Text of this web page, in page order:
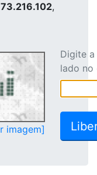
,
imagem]
Digite
lado no